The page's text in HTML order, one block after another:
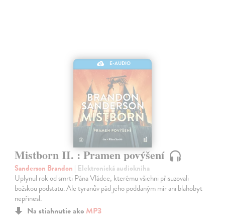
E-AUDIO
Mistborn II. : Pramen povýšení
Sanderson Brandon | Elektronická audiokniha
Uplynul rok od smrti Pána Vládce, kterému všichni přisuzovali
božskou podstatu. Ale tyranův pád jeho poddaným mír ani blahobyt
nepřinesl.
Na stiahnutie ako MP3